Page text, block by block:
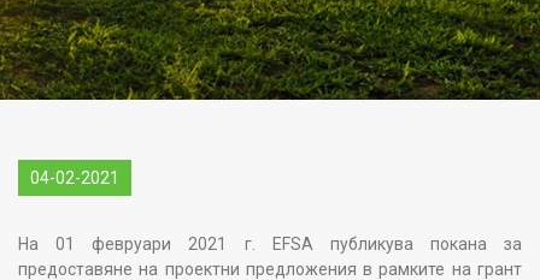
04-02-2021
На 01 февруари 2021 г. EFSA публикува покана за
предоставяне на проектни предложения в рамките на грант